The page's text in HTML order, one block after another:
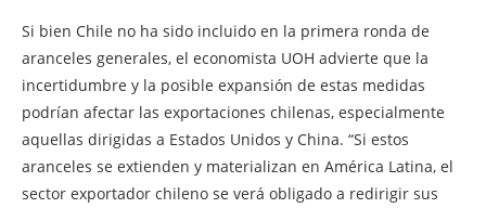
Si bien Chile no ha sido incluido en la primera ronda de
aranceles generales, el economista UOH advierte que la
incertidumbre y la posible expansión de estas medidas
podrían afectar las exportaciones chilenas, especialmente
aquellas dirigidas a Estados Unidos y China. “Si estos
aranceles se extienden y materializan en América Latina, el
sector exportador chileno se verá obligado a redirigir sus